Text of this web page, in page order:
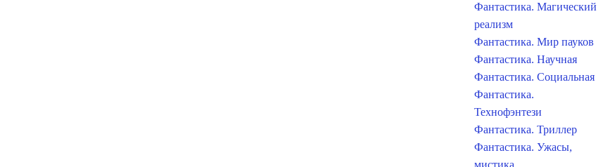
Фантастика. Магический
реализм
Фантастика. Мир пауков
Фантастика. Научная
Фантастика. Социальная
Фантастика.
Технофэнтези
Фантастика. Триллер
Фантастика. Ужасы,
мистика